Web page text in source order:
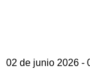
02 de junio 2026 -